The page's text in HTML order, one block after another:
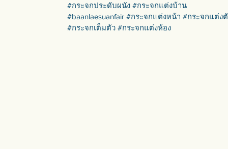
#กระจกประดับผนัง #กระจกแต่งบ้าน
#baanlaesuanfair #กระจกแต่งหน้า #กระจกแต่ง
#กระจกเต็มตัว #กระจกแต่งห้อง